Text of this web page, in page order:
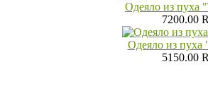
Одеяло из пуха
7200.00
Одеяло из пуха
5150.00